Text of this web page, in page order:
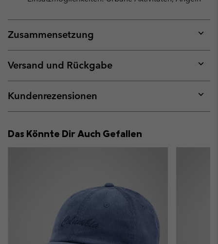
Zusammensetzung
or
Versand und Rückgabe
or
Kundenrezensionen
or
Das Könnte Dir Auch Gefallen